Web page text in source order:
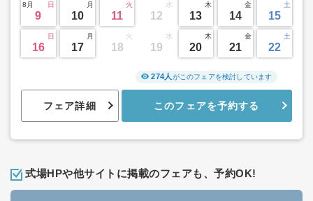
8月 日
9
月
10
火
11
水
12
木
13
金
14
土
15
日
16
月
17
火
18
水
19
木
20
金
21
土
22
フェア詳細
274人 がこのフェアを検討しています
このフェアを予約する
式場HPや他サイトに掲載のフェアも、予約OK!